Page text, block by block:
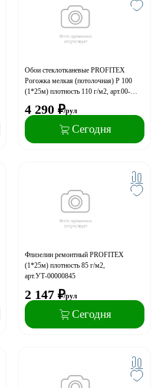
Обои стеклотканевые PROFITEX
Рогожка мелкая (потолочная) Р 100
(1*25м) плотность 110 г/м2, арт.00-
4 290 ₽/рул
Сегодня
Флизелин ремонтный PROFITEX
(1*25м) плотность 85 г/м2,
арт.УТ-00000845
2 147 ₽/рул
Сегодня